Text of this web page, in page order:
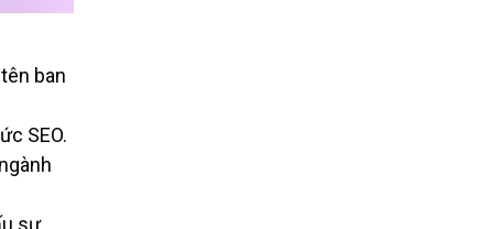
ban
SEO.
sự